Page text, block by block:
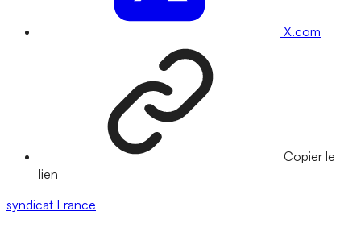
X.com
Copier le
lien
syndicat France